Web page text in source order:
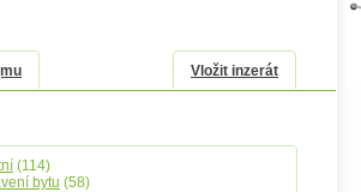
Vložit inzerát
(114)
bytu (58)